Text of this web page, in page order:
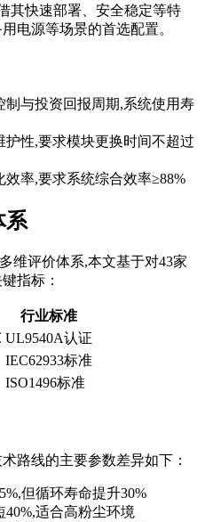
其快速部署、安全稳定等特
电源等场景的首选配置。
制与投资回报周期,系统使用寿
性,要求模块更换时间不超过
率,要求系统综合效率≥88%
系
维评价体系,本文基于对43家
指标：
行业标准
UL9540A认证
IEC62933标准
ISO1496标准
路线的主要参数差异如下：
但循环寿命提升30%
适合高粉尘环境